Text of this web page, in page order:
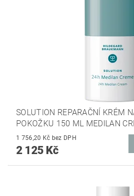
SOLUTION REPARAČNÍ KRÉM
POKOŽKU 150 ML MEDILAN
1 756,20 Kč bez DPH
2 125 Kč